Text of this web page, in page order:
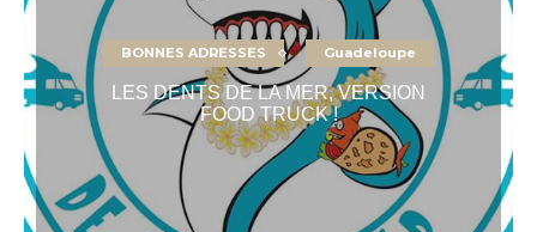
BONNES ADRESSES Guadeloupe
LES DENTS DE LA MER, VERSION
FOOD TRUCK !